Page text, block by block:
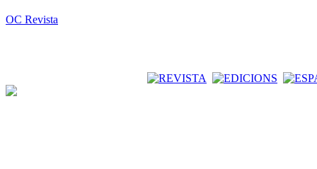
OC Revista